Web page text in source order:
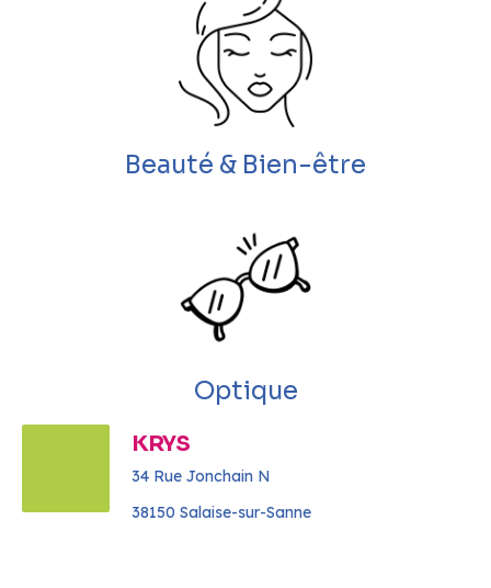
Beauté & Bien-être
Optique
KRYS
34 Rue Jonchain N
38150 Salaise-sur-Sanne